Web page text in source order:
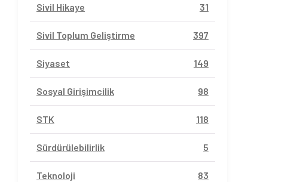
Sivil Hikaye 31
Sivil Toplum Geliştirme 397
Siyaset 149
Sosyal Girişimcilik 98
STK 118
Sürdürülebilirlik 5
Teknoloji 83